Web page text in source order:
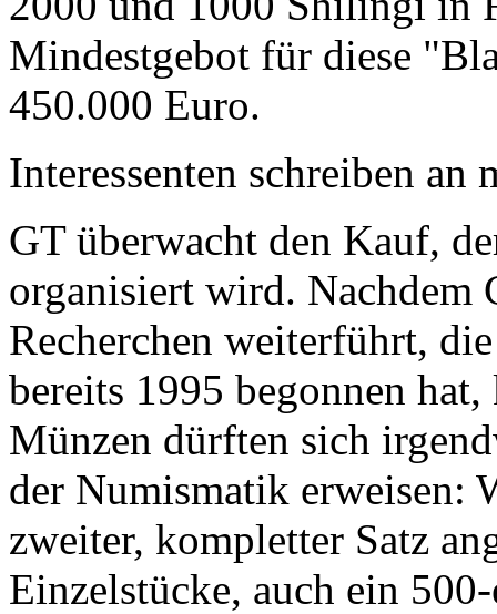
Mindestgebot für diese
450.000 Euro.
Interessenten schreiben
GT überwacht den Kauf,
organisiert wird. Nachdem
Recherchen weiterführt,
bereits 1995 begonnen
Münzen dürften sich
der Numismatik erweisen:
zweiter, kompletter Satz
Einzelstücke, auch ein